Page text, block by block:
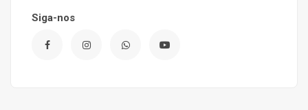
Siga-nos